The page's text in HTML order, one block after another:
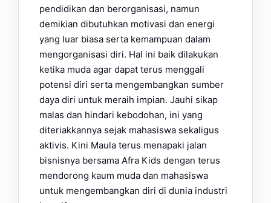
pendidikan dan berorganisasi, namun
demikian dibutuhkan motivasi dan energi
yang luar biasa serta kemampuan dalam
mengorganisasi diri. Hal ini baik dilakukan
ketika muda agar dapat terus menggali
potensi diri serta mengembangkan sumber
daya diri untuk meraih impian. Jauhi sikap
malas dan hindari kebodohan, ini yang
diteriakkannya sejak mahasiswa sekaligus
aktivis. Kini Maula terus menapaki jalan
bisnisnya bersama Afra Kids dengan terus
mendorong kaum muda dan mahasiswa
untuk mengembangkan diri di dunia industri